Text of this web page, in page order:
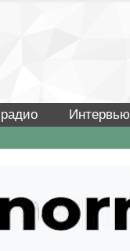
Интервью